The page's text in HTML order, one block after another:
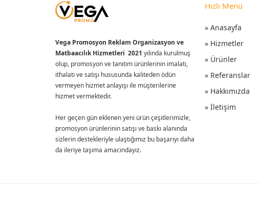
Vega Promosyon Reklam Organizasyon ve
Matbaacılık Hizmetleri 2021 yılında kurulmuş
olup, promosyon ve tanıtım ürünlerinin imalatı,
ithalatı ve satışı hususunda kaliteden ödün
vermeyen hizmet anlayışı ile müşterilerine
hizmet vermektedir.
Her geçen gün eklenen yeni ürün çeşitlerimizle,
promosyon ürünlerinin satışı ve baskı alanında
sizlerin destekleriyle ulaştığımız bu başarıyı daha
da ileriye taşıma amacındayız.
Hızlı Menü
» Anasayfa
» Hizmetler
» Ürünler
» Referanslar
» Hakkımızda
» İletişim